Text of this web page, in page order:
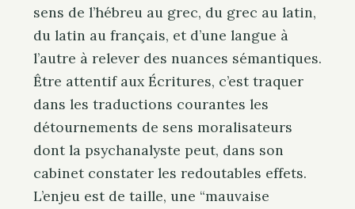
sens de l’hébreu au grec, du grec au latin,
du latin au français, et d’une langue à
l’autre à relever des nuances sémantiques.
Être attentif aux Écritures, c’est traquer
dans les traductions courantes les
détournements de sens moralisateurs
dont la psychanalyste peut, dans son
cabinet constater les redoutables effets.
L’enjeu est de taille, une “mauvaise